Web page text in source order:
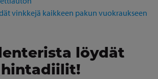
vinkkejä kaikkeen pakun vuokraukseen
löydät